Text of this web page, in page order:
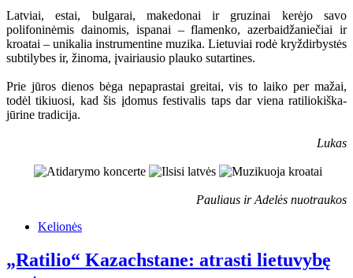
Latviai, estai, bulgarai, makedonai ir gruzinai kerėjo savo
polifoninėmis dainomis, ispanai – flamenko, azerbaidžaniečiai ir
kroatai – unikalia instrumentine muzika. Lietuviai rodė kryždirbystės
subtilybes ir, žinoma, įvairiausio plauko sutartines.
Prie jūros dienos bėga nepaprastai greitai, vis to laiko per mažai,
todėl tikiuosi, kad šis įdomus festivalis taps dar viena ratiliokiška-
jūrine tradicija.
Lukas
Pauliaus ir Adelės nuotraukos
Kelionės
„Ratilio“ Kazachstane: atrasti lietuvybę